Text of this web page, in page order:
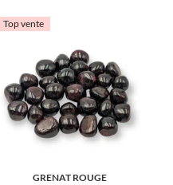
Top vente
GRENAT ROUGE